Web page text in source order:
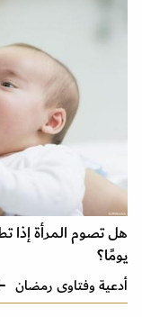
هل تصوم المرأة إذا
يومًا؟
أدعية وفتاوى رمضان